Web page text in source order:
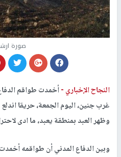
صورة
النجاح الإخباري -أخمدت طواقم
غرب جنين، اليوم الجمعة، حريقا
وظهر العبد بمنطقة يعبد، ما ادى لاحتراق 150 شجرة